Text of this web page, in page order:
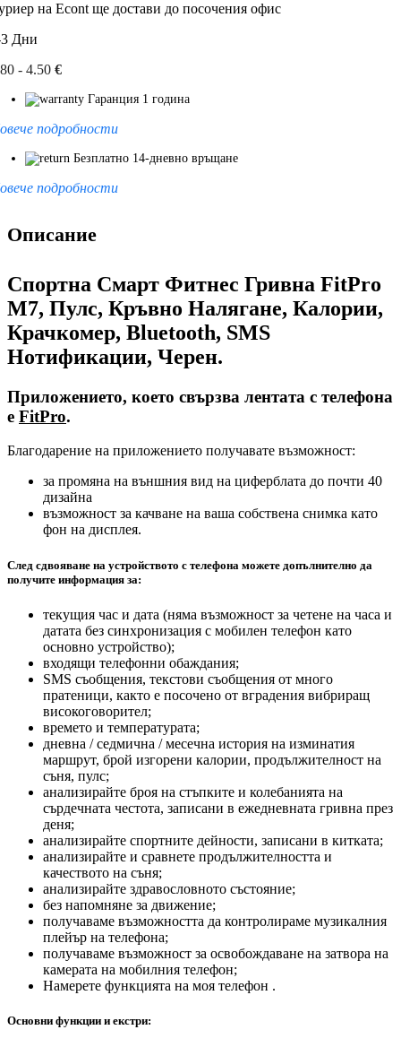
на Econt ще достави до посочения офис
Дни
- 4.50 €
Гаранция 1 година
подробности
Безплатно 14-дневно връщане
подробности
Описание
Спортна Смарт Фитнес Гривна FitPro
M7, Пулс, Кръвно Налягане, Калории,
Крачкомер, Bluetooth, SMS
Нотификации, Черен.
Приложението, което свързва лентата с телефона
е FitPro.
Благодарение на приложението получавате възможност:
за промяна на външния вид на циферблата до почти 40
дизайна
възможност за качване на ваша собствена снимка като
фон на дисплея.
След сдвояване на устройството с телефона можете допълнително да
получите информация за:
текущия час и дата (няма възможност за четене на часа и
датата без синхронизация с мобилен телефон като
основно устройство);
входящи телефонни обаждания;
SMS съобщения, текстови съобщения от много
пратеници, както е посочено от вградения вибриращ
високоговорител;
времето и температурата;
дневна / седмична / месечна история на изминатия
маршрут, брой изгорени калории, продължителност на
съня, пулс;
анализирайте броя на стъпките и колебанията на
сърдечната честота, записани в ежедневната гривна през
деня;
анализирайте спортните дейности, записани в китката;
анализирайте и сравнете продължителността и
качеството на съня;
анализирайте здравословното състояние;
без напомняне за движение;
получаваме възможността да контролираме музикалния
плейър на телефона;
получаваме възможност за освобождаване на затвора на
камерата на мобилния телефон;
Намерете функцията на моя телефон .
Основни функции и екстри: